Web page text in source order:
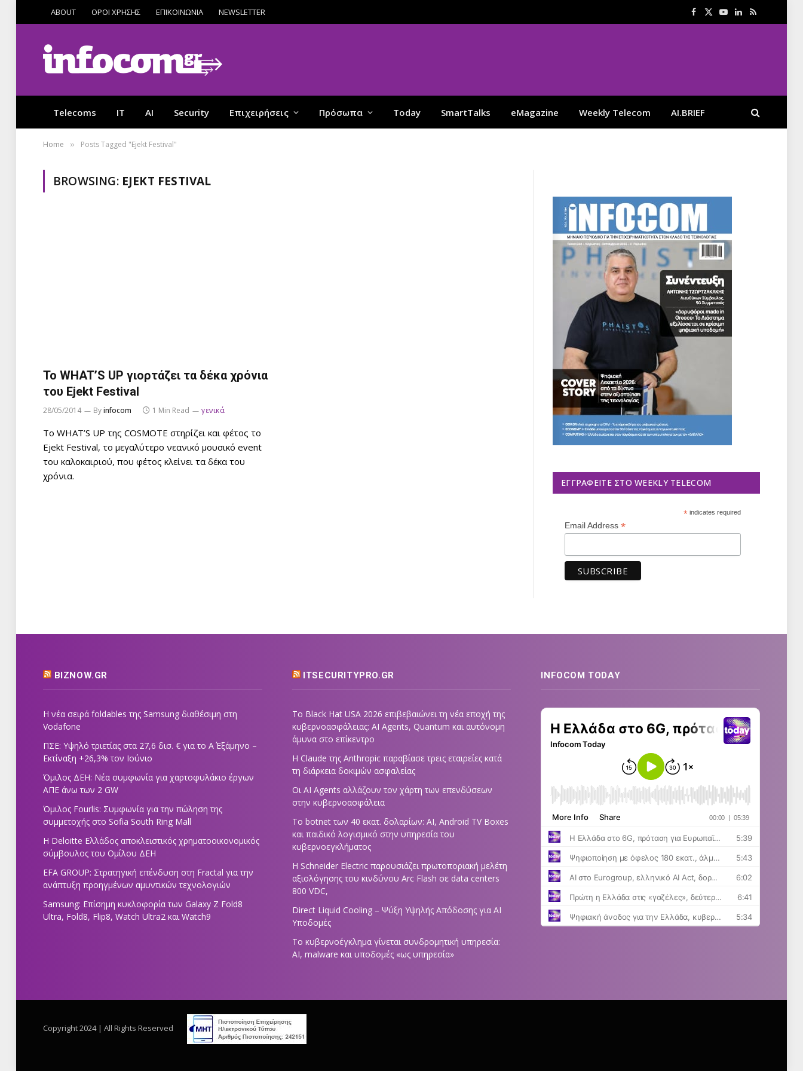
ABOUT ΟΡΟΙ ΧΡΗΣΗΣ ΕΠΙΚΟΙΝΩΝΙΑ NEWSLETTER Facebook
X
YouTube
LinkedIn
RSS
Telecoms IT AI Security Επιχειρήσεις Πρόσωπα Today SmartTalks eMagazine Weekly Telecom AI.BRIEF
Home » Posts Tagged "Ejekt Festival"
BROWSING: EJEKT FESTIVAL
Το WHAT’S UP γιορτάζει τα δέκα χρόνια
του Ejekt Festival
28/05/2014 Byinfocom 1 Min Read γενικά
Το WHAT’S UP της COSMOTE στηρίζει και φέτος το
Ejekt Festival, το μεγαλύτερο νεανικό μουσικό event
του καλοκαιριού, που φέτος κλείνει τα δέκα του
χρόνια.
ΕΓΓΡΑΦΕΊΤΕ ΣΤΟ WEEKLY TELECOM
*indicates required
Email Address *
BIZNOW.GR
Η νέα σειρά foldables της Samsung διαθέσιμη στη
Vodafone
ΠΣΕ: Υψηλό τριετίας στα 27,6 δισ. € για το Α΄ Εξάμηνο –
Εκτίναξη +26,3% τον Ιούνιο
Όμιλος ΔΕΗ: Νέα συμφωνία για χαρτοφυλάκιο έργων
ΑΠΕ άνω των 2 GW
Όμιλος Fourlis: Συμφωνία για την πώληση της
συμμετοχής στο Sofia South Ring Mall
Η Deloitte Ελλάδος αποκλειστικός χρηματοοικονομικός
σύμβουλος του Ομίλου ΔΕΗ
EFA GROUP: Στρατηγική επένδυση στη Fractal για την
ανάπτυξη προηγμένων αμυντικών τεχνολογιών
Samsung: Επίσημη κυκλοφορία των Galaxy Z Fold8
Ultra, Fold8, Flip8, Watch Ultra2 και Watch9
ITSECURITYPRO.GR
Το Black Hat USA 2026 επιβεβαιώνει τη νέα εποχή της
κυβερνοασφάλειας: AI Agents, Quantum και αυτόνομη
άμυνα στο επίκεντρο
Η Claude της Anthropic παραβίασε τρεις εταιρείες κατά
τη διάρκεια δοκιμών ασφαλείας
Οι AI Agents αλλάζουν τον χάρτη των επενδύσεων
στην κυβερνοασφάλεια
Το botnet των 40 εκατ. δολαρίων: AI, Android TV Boxes
και παιδικό λογισμικό στην υπηρεσία του
κυβερνοεγκλήματος
Η Schneider Electric παρουσιάζει πρωτοποριακή μελέτη
αξιολόγησης του κινδύνου Arc Flash σε data centers
800 VDC,
Direct Liquid Cooling – Ψύξη Υψηλής Απόδοσης για AI
Υποδομές
Το κυβερνοέγκλημα γίνεται συνδρομητική υπηρεσία:
AI, malware και υποδομές «ως υπηρεσία»
INFOCOM TODAY
Copyright 2024 | All Rights Reserved